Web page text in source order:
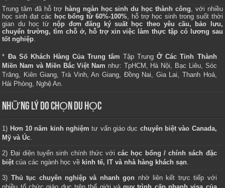
Trung tâm đã hỗ trợ hàng ngàn học sinh du học thành công, với nhiều
học sinh đạt các học bổng từ 60%-100%, hỗ trợ học sinh trong suốt thời
gian du học từ nộp đơn đăng ký suất học theo yêu cầu, bảo lưu,
chuyển trường, tìm chỗ ở, hỗ trợ xin việc làm thực tập có lương sau
tốt nghiệp.
* Đa Số Khách Hàng Của Trung tâm Tập TrungỞ Các Tỉnh Thành
Miền Nam và Miền Bắc Việt Nam như: TpHCM, Hà Nội, Bạc Liêu, Sóc
Trăng, Kiên Giang, Trà Vinh, An Giang, Đồng Nai, Gia Lai, Thanh Hoá,
Hải Phòng, Nghệ An.
NHỮNG LÝ DO CHỌN DU HỌC
1) Hơn 10 năm kinh nghiệm tư vấn giáo dục chuyên biệt vào Canada,
Mỹ và Úc.
2) Đại diện tuyển sinh chính thức vớicác học bổng / chính sách đặc
biệt của các ngành học về kinh tế, IT và nhà hàng khách sạn.
3) Thủ tục chuyên nghiệp và nhanh gọn nhờ liên kết trực tiếp với